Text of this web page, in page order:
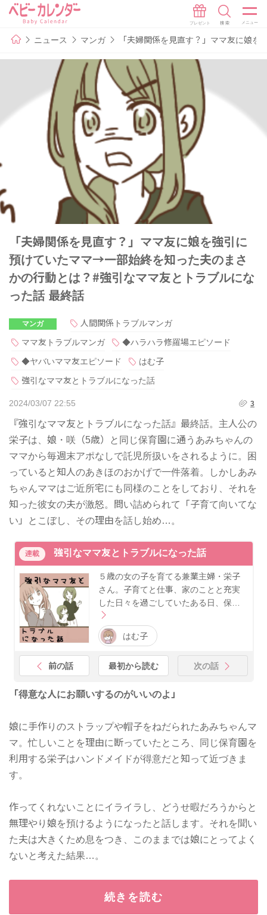
ニュース マンガ 「夫婦関係を見直す？」ママ友に娘
「夫婦関係を見直す？」ママ友に娘を強引に
預けていたママ→一部始終を知った夫のまさ
かの行動とは？#強引なママ友とトラブルにな
った話 最終話
マンガ
人間関係トラブルマンガ
ママ友トラブルマンガ
◆ハラハラ修羅場エピソード
◆ヤバいママ友エピソード
はむ子
強引なママ友とトラブルになった話
2024/03/07 22:55 3
『強引なママ友とトラブルになった話』最終話。主人公の
栄子は、娘・咲（5歳）と同じ保育園に通うあみちゃんの
ママから毎週末アポなしで託児所扱いをされるように。困
っていると知人のあきほのおかげで一件落着。しかしあみ
ちゃんママはご近所宅にも同様のことをしており、それを
知った彼女の夫が激怒。問い詰められて「子育て向いてな
い」とこぼし、その理由を話し始め…。
連載 強引なママ友とトラブルになった話
５歳の女の子を育てる兼業主婦・栄子
さん。子育てと仕事、家のことと充実
した日々を過ごしていたある日、保…
はむ子
前の話 最初から読む 次の話
「得意な人にお願いするのがいいのよ」
娘に手作りのストラップや帽子をねだられたあみちゃんマ
マ。忙しいことを理由に断っていたところ、同じ保育園を
利用する栄子はハンドメイドが得意だと知って近づきま
す。
作ってくれないことにイライラし、どうせ暇だろうからと
無理やり娘を預けるようになったと話します。それを聞い
た夫は大きくため息をつき、このままでは娘にとってよく
ないと考えた結果…。
続きを読む